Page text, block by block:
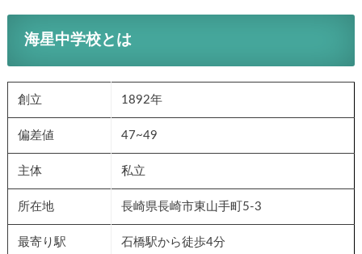
海星中学校とは
創立 1892年
偏差値 47~49
主体 私立
所在地 長崎県長崎市東山手町5-3
最寄り駅 石橋駅から徒歩4分